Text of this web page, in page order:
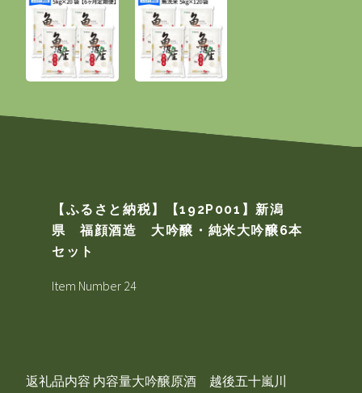
【ふるさと納税】【192P001】新潟
県 福顔酒造 大吟醸・純米大吟醸6本
セット
Item Number 24
返礼品内容 内容量大吟醸原酒 越後五十嵐川